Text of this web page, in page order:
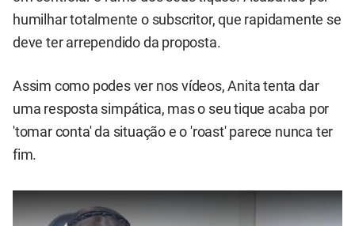
humilhar totalmente o subscritor, que rapidamente se
deve ter arrependido da proposta.
Assim como podes ver nos vídeos, Anita tenta dar
uma resposta simpática, mas o seu tique acaba por
'tomar conta' da situação e o 'roast' parece nunca ter
fim.